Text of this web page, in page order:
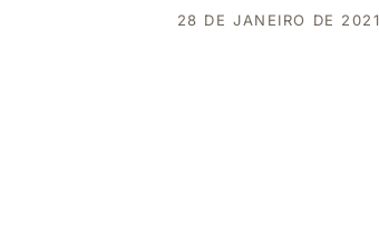
28 DE JANEIRO DE 2021